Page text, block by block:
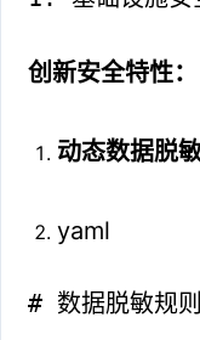
创新安全特性：
动态数据脱
yaml
# 数据脱敏